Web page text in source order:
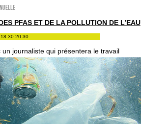
PFAS ET DE LA POLLUTION DE L’EAU
20:30
un journaliste qui présentera le travail